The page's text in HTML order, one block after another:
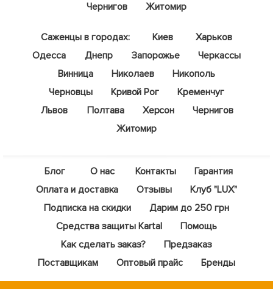
Чернигов
Житомир
Саженцы в городах: Киев
Харьков
Одесса
Днепр Запорожье
Черкассы
Винница
Николаев
Никополь
Черновцы
Кривой Рог
Кременчуг
Львов
Полтава Херсон
Чернигов
Житомир
Блог О нас Контакты
Гарантия
Оплата и доставка
Отзывы
Клуб "LUX"
Подписка на скидки
Дарим до 250 грн
Средства защиты Kartal
Помощь
Как сделать заказ?
Предзаказ
Поставщикам
Оптовый прайс Бренды